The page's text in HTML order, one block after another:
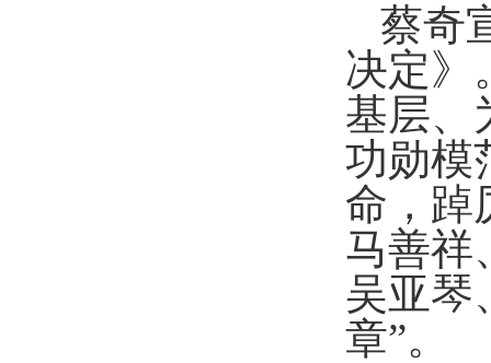
蔡奇
决定》
基层、
功勋模
命，踔
马善祥
吴亚琴
章”。